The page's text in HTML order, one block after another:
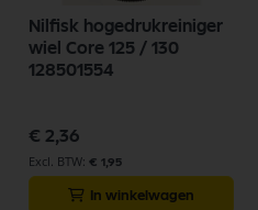
Nilfisk hogedrukreiniger
wiel Core 125 / 130
128501554
€ 2,36
€ 1,95
In winkelwagen